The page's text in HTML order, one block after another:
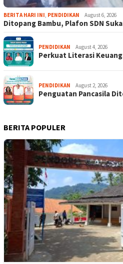
BERITA HARI INI, PENDIDIKAN August 6, 2026
Ditopang Bambu, Plafon SDN
PENDIDIKAN August 4, 2026
Perkuat Literasi
PENDIDIKAN August 2, 2026
Penguatan Pancasila
BERITA POPULER